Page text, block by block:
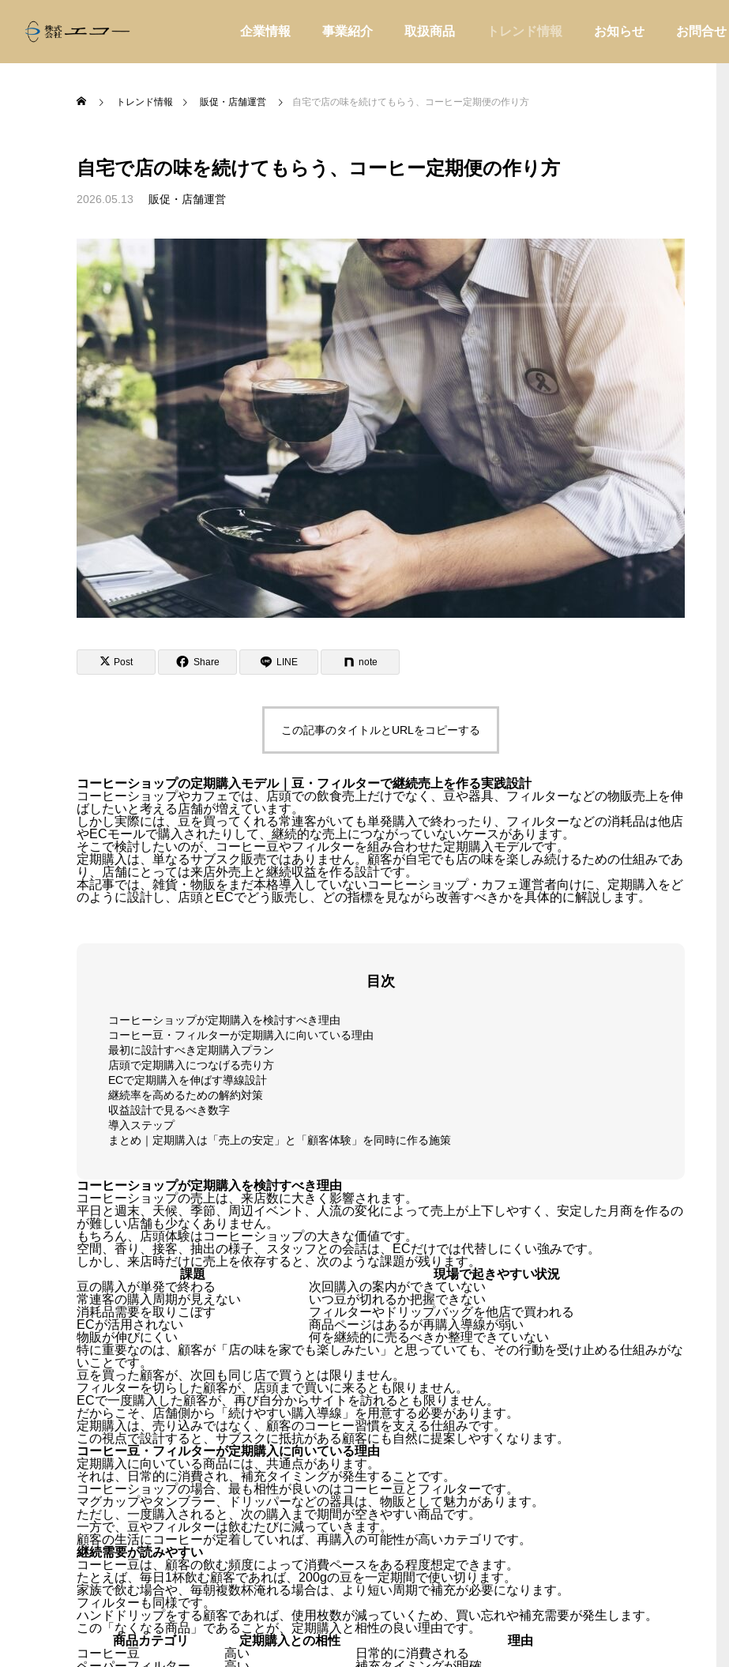
企業情報 事業紹介 取扱商品 トレンド情報 お知らせ お問合せ
ALL
家電製品 業務用品
初めて温浴施設の物販を強化するな
ら、最初に持つべき商品とは
販促・店舗運営
入館料だけではもったいない。温浴施
設が物販を強化すべき理由と売店づく
り
販促・店舗運営
商品を卸すだけで終わらない提案型営
業とは?小売店に喜ばれる進め方を解
説
問屋提案
トレンド情報 販促・店舗運営 自宅で店の味を続けてもらう、コーヒー定期便の作り方
自宅で店の味を続けてもらう、コーヒー定期便の作り方
2026.05.13 販促・店舗運営
Post Share LINE note
この記事のタイトルとURLをコピーする
コーヒーショップの定期購入モデル｜豆・フィルターで継続売上を作る実践設計
コーヒーショップやカフェでは、店頭での飲食売上だけでなく、豆や器具、フィルターなどの物販売上を伸
ばしたいと考える店舗が増えています。
しかし実際には、豆を買ってくれる常連客がいても単発購入で終わったり、フィルターなどの消耗品は他店
やECモールで購入されたりして、継続的な売上につながっていないケースがあります。
そこで検討したいのが、コーヒー豆やフィルターを組み合わせた定期購入モデルです。
定期購入は、単なるサブスク販売ではありません。顧客が自宅でも店の味を楽しみ続けるための仕組みであ
り、店舗にとっては来店外売上と継続収益を作る設計です。
本記事では、雑貨・物販をまだ本格導入していないコーヒーショップ・カフェ運営者向けに、定期購入をど
のように設計し、店頭とECでどう販売し、どの指標を見ながら改善すべきかを具体的に解説します。
目次
コーヒーショップが定期購入を検討すべき理由
コーヒー豆・フィルターが定期購入に向いている理由
最初に設計すべき定期購入プラン
店頭で定期購入につなげる売り方
ECで定期購入を伸ばす導線設計
継続率を高めるための解約対策
収益設計で見るべき数字
導入ステップ
まとめ｜定期購入は「売上の安定」と「顧客体験」を同時に作る施策
コーヒーショップが定期購入を検討すべき理由
コーヒーショップの売上は、来店数に大きく影響されます。
平日と週末、天候、季節、周辺イベント、人流の変化によって売上が上下しやすく、安定した月商を作るの
が難しい店舗も少なくありません。
もちろん、店頭体験はコーヒーショップの大きな価値です。
空間、香り、接客、抽出の様子、スタッフとの会話は、ECだけでは代替しにくい強みです。
しかし、来店時だけに売上を依存すると、次のような課題が残ります。
課題
現場で起きやすい状況
豆の購入が単発で終わる
次回購入の案内ができていない
常連客の購入周期が見えない
いつ豆が切れるか把握できない
消耗品需要を取りこぼす
フィルターやドリップバッグを他店で買われる
ECが活用されない
商品ページはあるが再購入導線が弱い
物販が伸びにくい
何を継続的に売るべきか整理できていない
特に重要なのは、顧客が「店の味を家でも楽しみたい」と思っていても、その行動を受け止める仕組みがな
いことです。
豆を買った顧客が、次回も同じ店で買うとは限りません。
フィルターを切らした顧客が、店頭まで買いに来るとも限りません。
ECで一度購入した顧客が、再び自分からサイトを訪れるとも限りません。
だからこそ、店舗側から「続けやすい購入導線」を用意する必要があります。
定期購入は、売り込みではなく、顧客のコーヒー習慣を支える仕組みです。
この視点で設計すると、サブスクに抵抗がある顧客にも自然に提案しやすくなります。
コーヒー豆・フィルターが定期購入に向いている理由
定期購入に向いている商品には、共通点があります。
それは、日常的に消費され、補充タイミングが発生することです。
コーヒーショップの場合、最も相性が良いのはコーヒー豆とフィルターです。
マグカップやタンブラー、ドリッパーなどの器具は、物販として魅力があります。
ただし、一度購入されると、次の購入まで期間が空きやすい商品です。
一方で、豆やフィルターは飲むたびに減っていきます。
顧客の生活にコーヒーが定着していれば、再購入の可能性が高いカテゴリです。
継続需要が読みやすい
コーヒー豆は、顧客の飲む頻度によって消費ペースをある程度想定できます。
たとえば、毎日1杯飲む顧客であれば、200gの豆を一定期間で使い切ります。
家族で飲む場合や、毎朝複数杯淹れる場合は、より短い周期で補充が必要になります。
フィルターも同様です。
ハンドドリップをする顧客であれば、使用枚数が減っていくため、買い忘れや補充需要が発生します。
この「なくなる商品」であることが、定期購入と相性の良い理由です。
商品カテゴリ
定期購入との相性
理由
コーヒー豆
高い
日常的に消費される
お客様の「自宅のキッチン写真」を見せ
てもらう高度な接客スキル｜コーヒーシ
ョップの器具提案を精度アップする方法
コーヒーショップで物販を始める方法｜
最初の30日でやるべきこと